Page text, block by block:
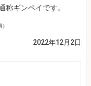
称ギンペイです。
2022年12月2日